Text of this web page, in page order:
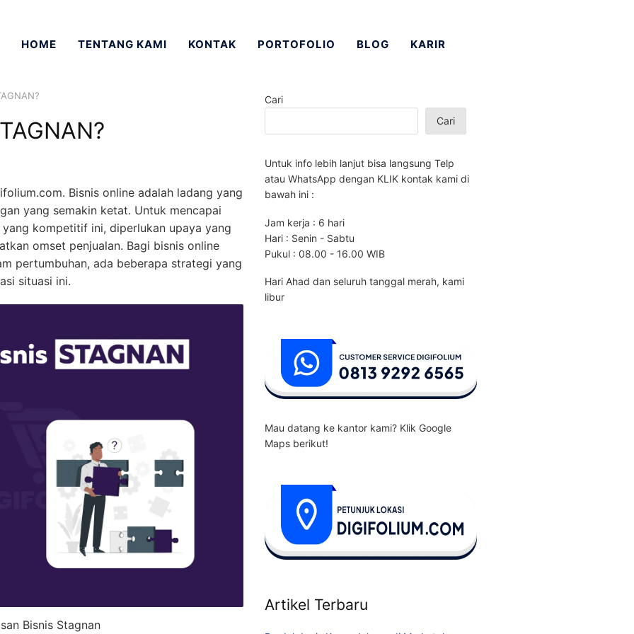
HOME TENTANG KAMI KONTAK PORTOFOLIO BLOG KARIR
Bisnis online adalah ladang yang
yang semakin ketat. Untuk mencapai
kompetitif ini, diperlukan upaya yang
omset penjualan. Bagi bisnis online
pertumbuhan, ada beberapa strategi yang
situasi ini.
Bisnis Stagnan
Cari
Cari
Untuk info lebih lanjut bisa langsung Telp
atau WhatsApp dengan KLIK kontak kami di
bawah ini :
Jam kerja : 6 hari
Hari : Senin - Sabtu
Pukul : 08.00 - 16.00 WIB
Hari Ahad dan seluruh tanggal merah, kami
libur
Mau datang ke kantor kami? Klik Google
Maps berikut!
Artikel Terbaru